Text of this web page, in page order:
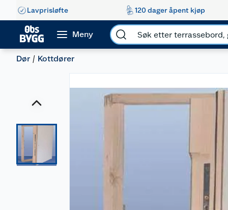
Lavprisløfte 120 dager åpent kjøp
Meny
Dør Kottdører